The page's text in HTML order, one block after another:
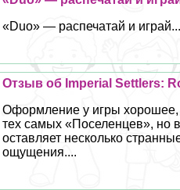
«Duo» — распечатай и играй...
Отзыв об Imperial Settlers:
Оформление у игры хорошее,
тех самых «Поселенцев», но
оставляет несколько
ощущения....